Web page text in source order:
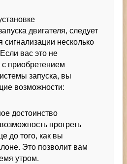
двигателя, следует
сигнализации несколько
вас это не
с приобретением
запуска, вы
возможности:
достоинство
прогреть
до того, как вы
Это позволит вам
утром.